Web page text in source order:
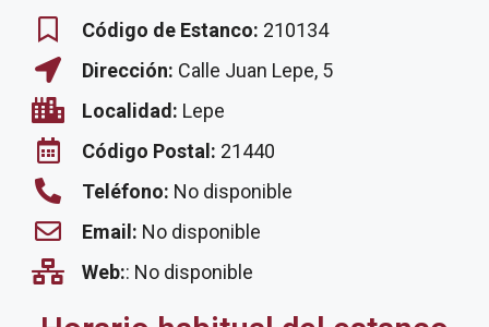
Código de Estanco: 210134
Dirección: Calle Juan Lepe, 5
Localidad: Lepe
Código Postal: 21440
Teléfono: No disponible
Email: No disponible
Web:: No disponible